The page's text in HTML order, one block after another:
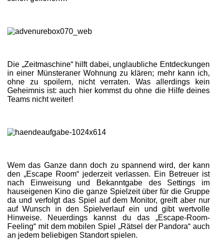
Die „Zeitmaschine“ hilft dabei, unglaubliche Entdeckungen
in einer Münsteraner Wohnung zu klären; mehr kann ich,
ohne zu spoilern, nicht verraten. Was allerdings kein
Geheimnis ist: auch hier kommst du ohne die Hilfe deines
Teams nicht weiter!
Wem das Ganze dann doch zu spannend wird, der kann
den „Escape Room“ jederzeit verlassen. Ein Betreuer ist
nach Einweisung und Bekanntgabe des Settings im
hauseigenen Kino die ganze Spielzeit über für die Gruppe
da und verfolgt das Spiel auf dem Monitor, greift aber nur
auf Wunsch in den Spielverlauf ein und gibt wertvolle
Hinweise. Neuerdings kannst du das „Escape-Room-
Feeling“ mit dem mobilen Spiel „Rätsel der Pandora“ auch
an jedem beliebigen Standort spielen.